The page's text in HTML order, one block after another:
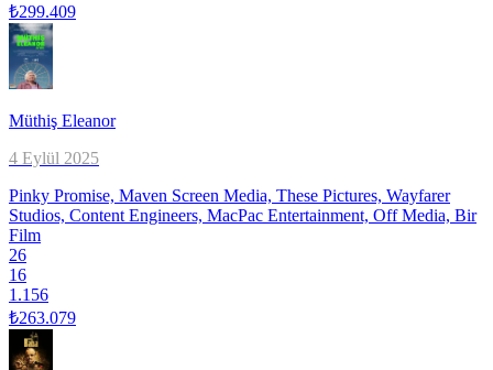
₺299.409
Müthiş Eleanor
4 Eylül 2025
Pinky Promise, Maven Screen Media, These Pictures, Wayfarer
Studios, Content Engineers, MacPac Entertainment, Off Media, Bir
Film
26
16
1.156
₺263.079